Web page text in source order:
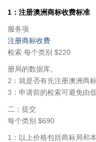
1：注册澳洲商标收费标准
服务项
注册商标收费
检索 每个类别 $220
册局的数据库。
2：就是否有先注册澳洲商
3：申请前的检索可避免由
二：提交
每个类别 $690
1：以上价格包括商标局和